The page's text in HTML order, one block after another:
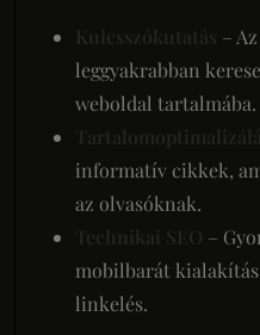
Kulcsszókutatás –
leggyakrabban
weboldal tartalmába.
informatív cikkek,
az olvasóknak.
Technikai SEO –
mobilbarát kialakítás
linkelés.